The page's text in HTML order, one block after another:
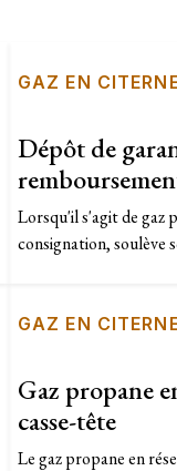
GAZ EN
Dépôt de
Lorsqu'il s'agit de gaz
consignation, soulève
GAZ EN
Gaz propane
casse-tête
Le gaz propane en